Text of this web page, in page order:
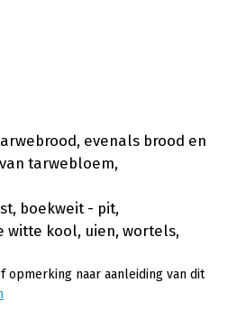
evenals brood en
tarwebloem,
boekweit - pit,
witte kool, uien, wortels,
opmerking naar aanleiding van dit